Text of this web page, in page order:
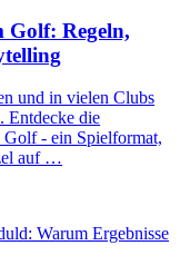
Golf: Regeln,
und in vielen Clubs
Entdecke die
Golf - ein Spielformat,
auf …